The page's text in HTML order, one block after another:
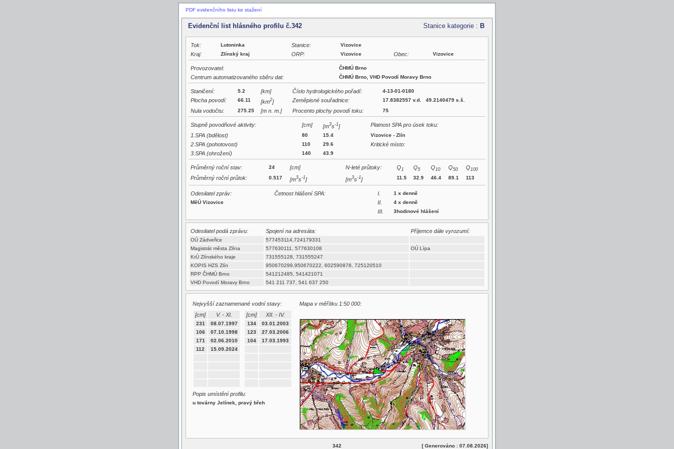
PDF evidenčního listu ke stažení
Evidenční list hlásného profilu č.342 Stanice kategorie : B
Tok: Lutoninka Stanice: Vizovice
Kraj: Zlínský kraj ORP: Vizovice Obec: Vizovice
Provozovatel: ČHMÚ Brno
Centrum automatizovaného sběru dat: ČHMÚ Brno, VHD Povodí Moravy Brno
Staničení: 5.2 [km] Číslo hydrologického pořadí: 4-13-01-0180
Plocha povodí: 66.11 [km2] Zeměpisné souřadnice: 17.8382557 v.d. 49.2140479 s.š.
Nula vodočtu: 275.25 [m n. m.] Procento plochy povodí toku: 75
Stupně povodňové aktivity: [cm] [m3s-1]
Platnost SPA pro úsek toku:
1.SPA (bdělost)
80 15.4 Vizovice - Zlín
2.SPA (pohotovost) 110 29.6
Kritické místo:
3.SPA (ohrožení)
140 43.9
Průměrný roční stav: 24 [cm] N-leté průtoky: Q1 Q5 Q10 Q50 Q100
Průměrný roční průtok: 0.517 [m3s-1] [m3s-1] 11.5 32.9 46.4 89.1 113
Odesilatel zpráv: Četnost hlášení SPA: I.
1 x denně
MěÚ Vizovice
II. 4 x denně
III. 3hodinové hlášení
Odesilatel podá zprávu: Spojení na adresáta: Příjemce dále vyrozumí:
OÚ Zádveřice
577453114,724179331
Magistrát města Zlína
577630111, 577630108
OÚ Lípa
KrÚ Zlínského kraje
731555128, 731555247
KOPIS HZS Zlín
950670299,950670222, 602590878, 725120510
RPP ČHMÚ Brno
541212485, 541421071
VHD Povodí Moravy Brno
541 211 737, 541 637 250
Nejvyšší zaznamenané vodní stavy:
[cm]
V. - XI.
231
08.07.1997
106
07.10.1998
171
02.06.2010
112
15.09.2024
[cm] XII. - IV.
134
03.01.2003
123
27.03.2006
104
17.03.1993
Popis umístění profilu:
u továrny Jelínek, pravý břeh
Mapa v měřítku 1:50 000:
342 [ Generováno : 07.08.2026]